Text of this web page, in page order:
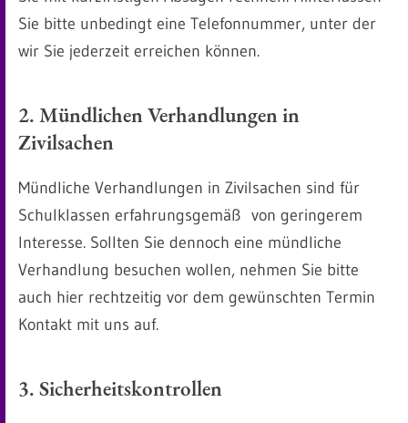
Sie bitte unbedingt eine Telefonnummer, unter der
wir Sie jederzeit erreichen können.
2. Mündlichen Verhandlungen in
Zivilsachen
Mündliche Verhandlungen in Zivilsachen sind für
Schulklassen erfahrungsgemäß von geringerem
Interesse. Sollten Sie dennoch eine mündliche
Verhandlung besuchen wollen, nehmen Sie bitte
auch hier rechtzeitig vor dem gewünschten Termin
Kontakt mit uns auf.
3. Sicherheitskontrollen